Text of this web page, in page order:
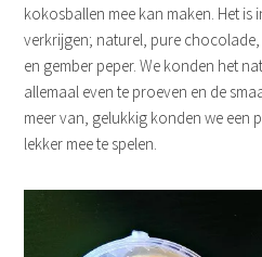
kokosballen mee kan maken. Het is
verkrijgen; naturel, pure
en gember peper. We konden het
allemaal even te proeven en de
meer van, gelukkig konden we een
lekker mee te spelen.